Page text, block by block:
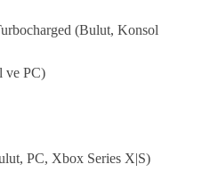
(Bulut, Konsol
ve PC)
PC, Xbox Series X|S)